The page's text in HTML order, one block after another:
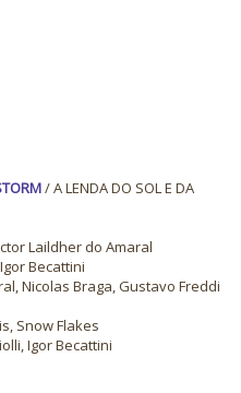
/ A LENDA DO SOL E DA
Laildher do Amaral
Becattini
Nicolas Braga, Gustavo Freddi
Snow Flakes
Igor Becattini